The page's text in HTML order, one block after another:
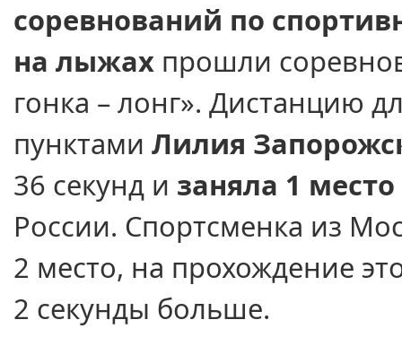
соревнований по
на лыжах прошли
гонка – лонг». Дистанцию
пунктами Лилия
36 секунди заняла 1 место
России. Спортсменка из
2 место, на прохождение
2 секунды больше.